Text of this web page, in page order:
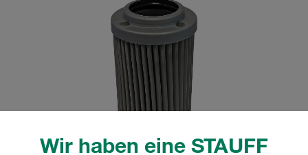
Wir haben eine STAUFF